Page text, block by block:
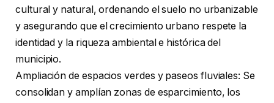
cultural y natural, ordenando el suelo no urbanizable
y asegurando que el crecimiento urbano respete la
identidad y la riqueza ambiental e histórica del
municipio.
Ampliación de espacios verdes y paseos fluviales: Se
consolidan y amplían zonas de esparcimiento, los